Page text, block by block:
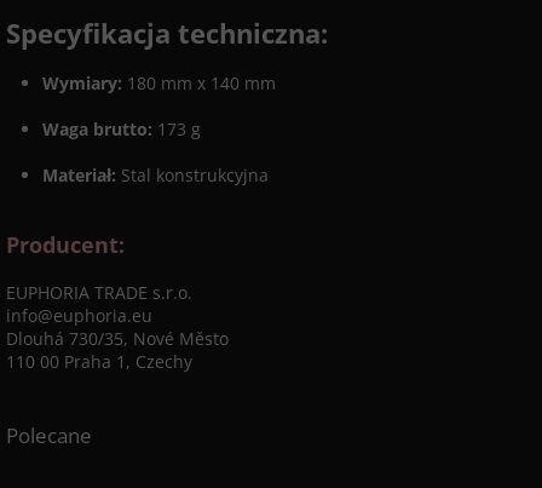
Polecane
Specyfikacja techniczna:
Wymiary: 180 mm x 140 mm
Waga brutto: 173 g
Materiał: Stal konstrukcyjna
Producent:
EUPHORIA TRADE s.r.o.
info@euphoria.eu
Dlouhá 730/35, Nové Město
110 00 Praha 1, Czechy